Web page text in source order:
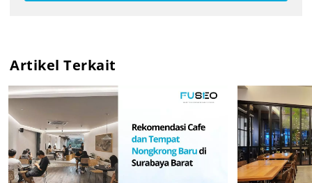
Artikel Terkait